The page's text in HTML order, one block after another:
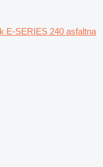
E-SERIES 240 asfaltna